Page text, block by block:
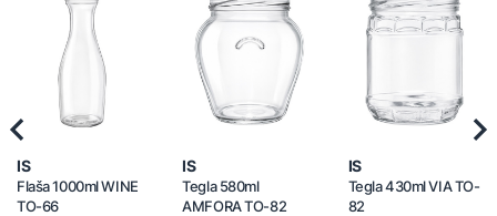
IS
Flaša 1000ml WINE
TO-66
IS
Tegla 580ml
AMFORA TO-82
IS
Tegla 430ml VIA TO-
82